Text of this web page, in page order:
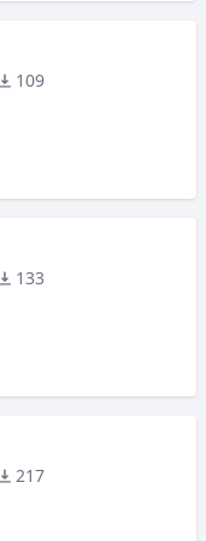
109
133
217